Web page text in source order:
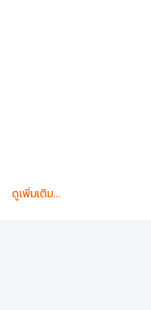
ดูเพิ่มเติม...